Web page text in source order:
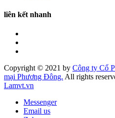
liên kết nhanh
Copyright © 2021 by Công ty Cổ
mại Phương Đông. All rights
Lamvt.vn
Messenger
Email us